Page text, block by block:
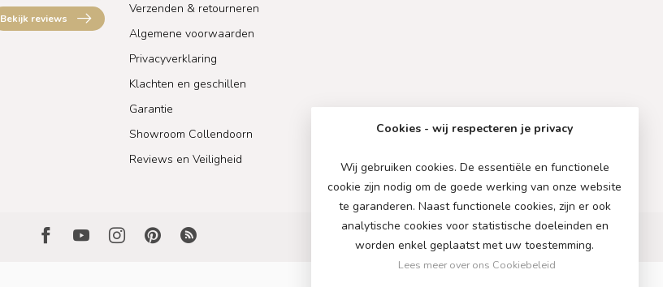
Bekijk reviews
Verzenden & retourneren
Algemene voorwaarden
Privacyverklaring
Klachten en geschillen
Garantie
Showroom Collendoorn
Reviews en Veiligheid
Cookies - wij respecteren je privacy
Wij gebruiken cookies. De essentiële en functionele
cookie zijn nodig om de goede werking van onze website
te garanderen. Naast functionele cookies, zijn er ook
analytische cookies voor statistische doeleinden en
worden enkel geplaatst met uw toestemming.
Lees meer over ons Cookiebeleid